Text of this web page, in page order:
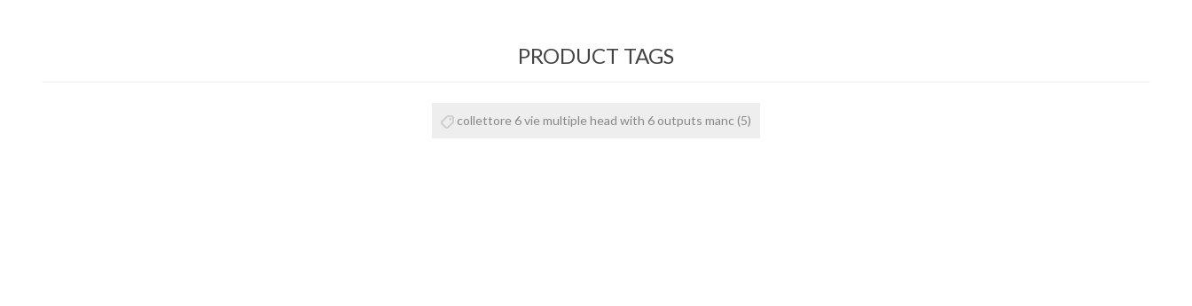
PRODUCT TAGS
collettore 6 vie multiple head with 6 outputs manc (5)